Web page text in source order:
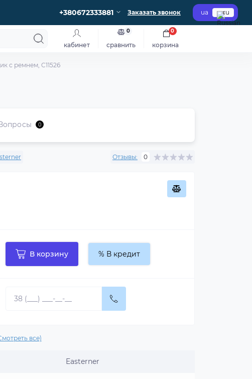
+380672333881 Заказать звонок ua ru
кабинет сравнить
0
корзина
0
с ремнем, C11526
0
Отзывы: 0
В корзину % В кредит
все)
Easterner